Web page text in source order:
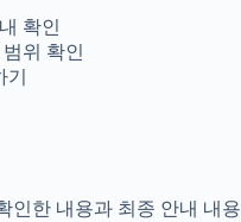
확인
위 확인
인한 내용과 최종 안내 내용